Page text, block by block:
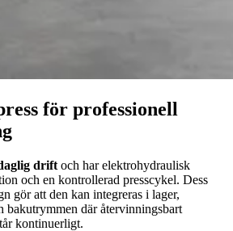
för professionell
drift och har elektrohydraulisk
och en kontrollerad presscykel. Dess
gör att den kan integreras i lager,
bakutrymmen där återvinningsbart
kontinuerligt.